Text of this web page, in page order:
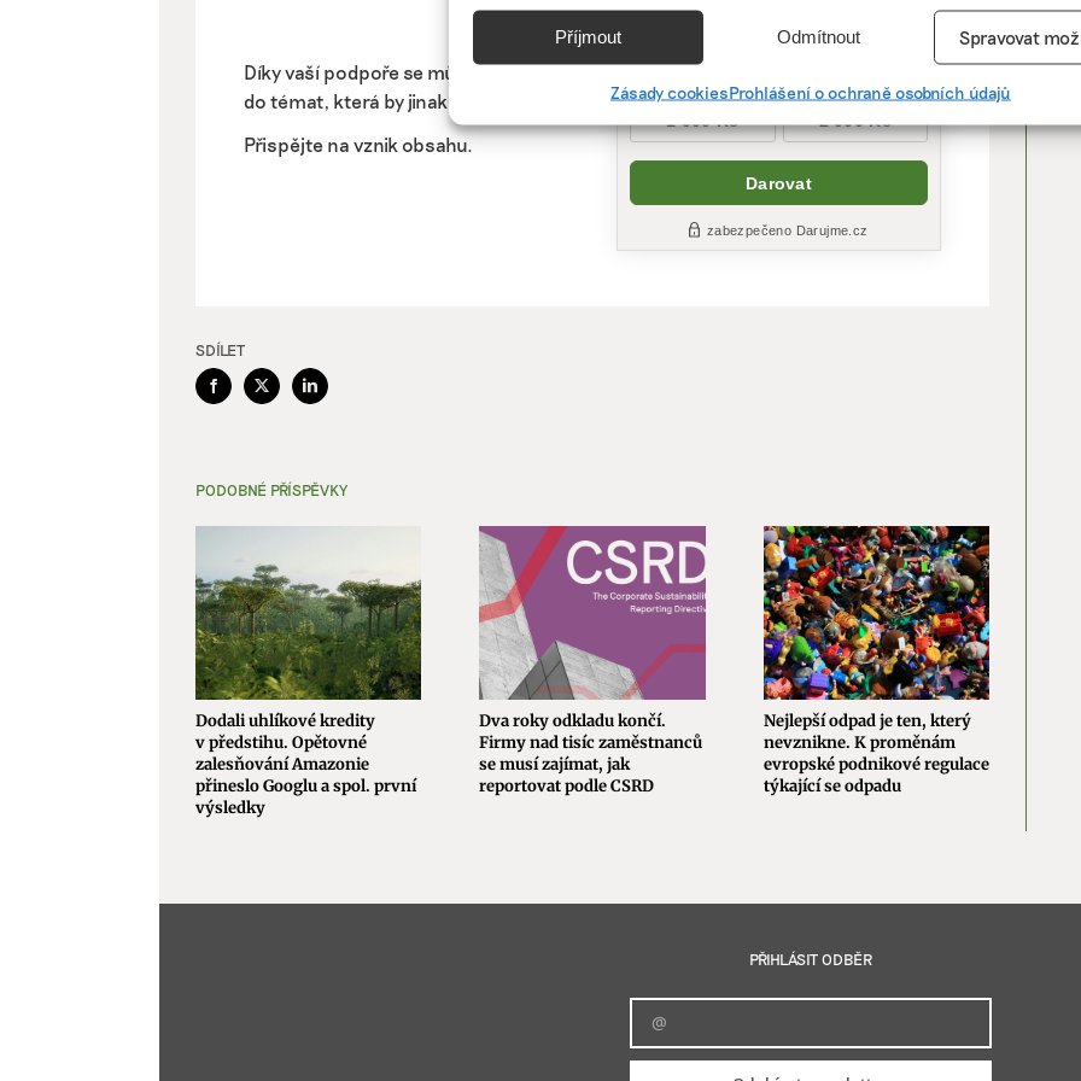
Přiřazování a kombinování údajů z jiných zdrojů údajů, Propojení různých
zařízení, Identifikace zařízení na základě automaticky přenášených
Používání přesných údajů o zeměpisné poloze, Identifikace zařízení na
aktivně vyžádaných informací.
Příjmout Odmítnout Spravovat
Zásady cookiesProhlášení o ochraně osobních údajů
Díky vaší podpoře se můžeme pustit
do témat, která by jinak nevznikla.
Přispějte na vznik obsahu.
SDÍLET
Facebook
X LinkedIn
PODOBNÉ PŘÍSPĚVKY
Dodali uhlíkové kredity
v předstihu. Opětovné
zalesňování Amazonie
přineslo Googlu a spol. první
výsledky
Dva roky odkladu končí.
Firmy nad tisíc zaměstnanců
se musí zajímat, jak
reportovat podle CSRD
Nejlepší odpad je ten, který
nevznikne. K proměnám
evropské podnikové regulace
týkající se odpadu
PŘIHLÁSIT ODBĚR